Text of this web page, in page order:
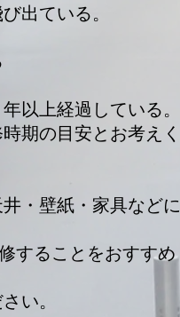
出ている。
以上経過している。
期の目安とお考えく
・壁紙・家具などに
することをおすすめ
い。